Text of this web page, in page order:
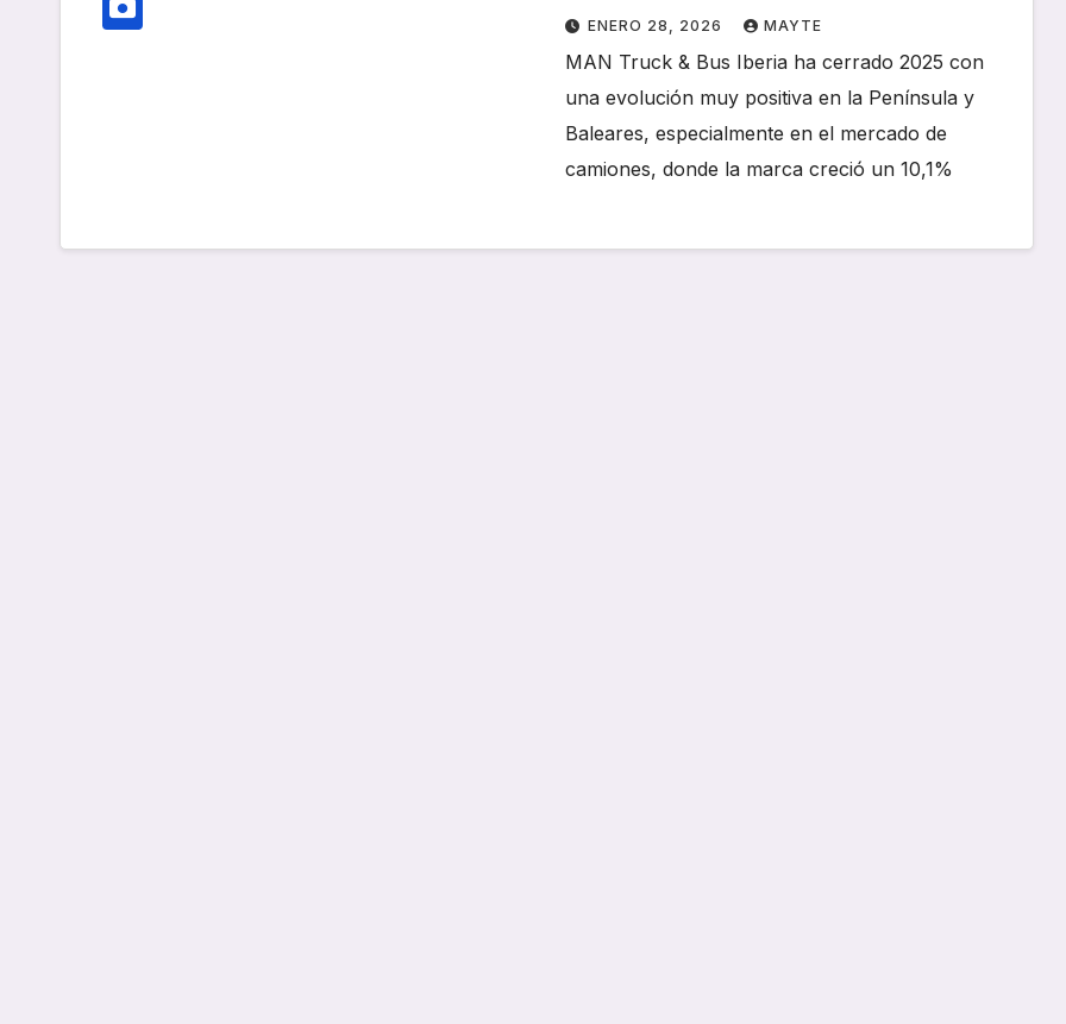
una dirección estratégica clara a
través del proyecto KUNDE
ENERO 28, 2026 MAYTE
MAN Truck & Bus Iberia ha cerrado 2025 con
una evolución muy positiva en la Península y
Baleares, especialmente en el mercado de
camiones, donde la marca creció un 10,1%